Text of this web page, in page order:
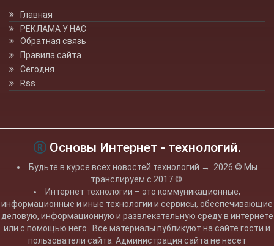
Главная
РЕКЛАМА У НАС
Обратная связь
Правила сайта
Сегодня
Rss
Основы Интернет - технологий.
Будьте в курсе всех новостей технологий → 2026 © Мы
транслируем с 2017 ©.
Интернет технологии – это коммуникационные,
информационные и иные технологии и сервисы, обеспечивающие
деловую, информационную и развлекательную среду в интернете
или с помощью него.. Все материалы публикуют на сайте гости и
пользователи сайта. Администрация сайта не несет